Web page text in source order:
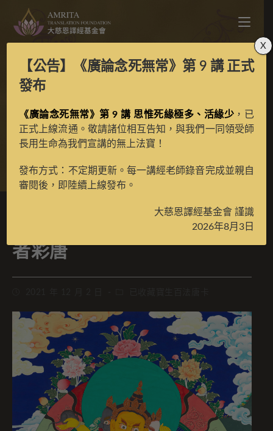
寶生百法之密集所說水
施王者彩唐
寶生百法之密集所說水施王
者彩唐
【公告】 《廣論念死無常》第 9 講正式
發布
《廣論念死無常》第 9 講 思惟死緣極多、活緣少 ，已
正式上線流通。敬請諸位相互告知，與我們一同領受師
長用生命為我們宣講的無上法寶！
發布方式：不定期更新。每一講經老師錄音完成並親自
審閱後，即陸續上線發布。
大慈恩譯經基金會 謹識
2026年8月3日
X